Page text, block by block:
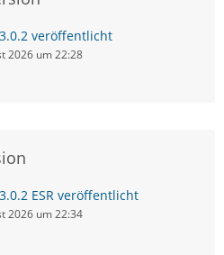
veröffentlicht
2026 um 22:28
ESR veröffentlicht
2026 um 22:34